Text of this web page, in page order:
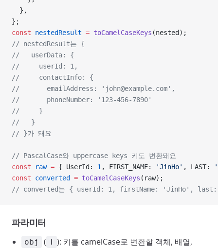
  },
};
const nestedResult = toCamelCaseKeys (nested);
// nestedResult는 {
//   userData: {
//     userId: 1,
//     contactInfo: {
//       emailAddress: 'john@example.com',
//       phoneNumber: '123-456-7890'
//     }
//   }
// }가 돼요
// PascalCase와 uppercase keys 키도 변환돼요
const raw = { UserId: 1 , FIRST_NAME: 'JinHo' , LAST:
const converted = toCamelCaseKeys (raw);
// converted는 { userId: 1, firstName: 'JinHo', last:
파라미터
obj ( T ): 키를 camelCase로 변환할 객체, 배열,